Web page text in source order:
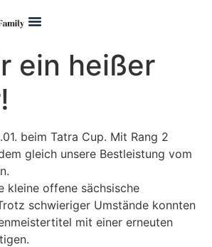
ein heißer
beim Tatra Cup. Mit Rang 2
gleich unsere Bestleistung vom
kleine offene sächsische
schwieriger Umstände konnten
mit einer erneuten